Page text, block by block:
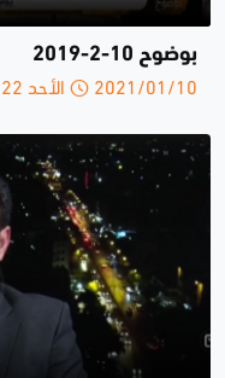
بوضوح 10-2-2019
2021/01/10 الأحد 11:22 ص